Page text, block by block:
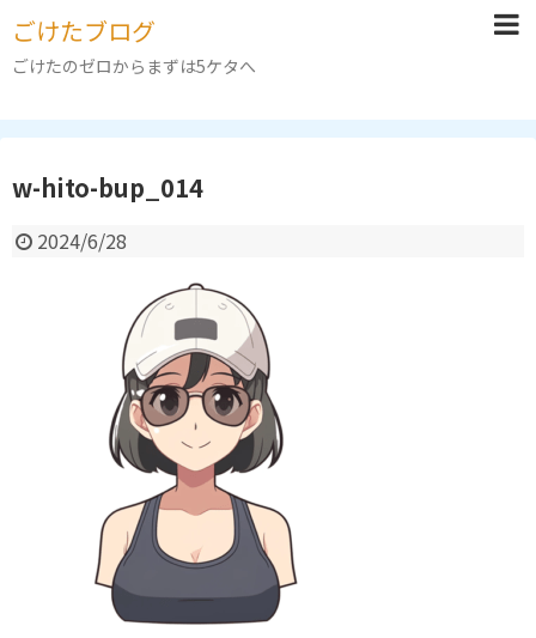
ごけたブログ
ごけたのゼロからまずは5ケタへ
w-hito-bup_014
2024/6/28